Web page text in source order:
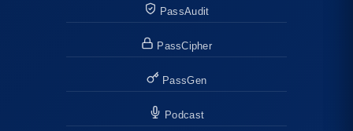
PassAudit
PassCipher
PassGen
Podcast